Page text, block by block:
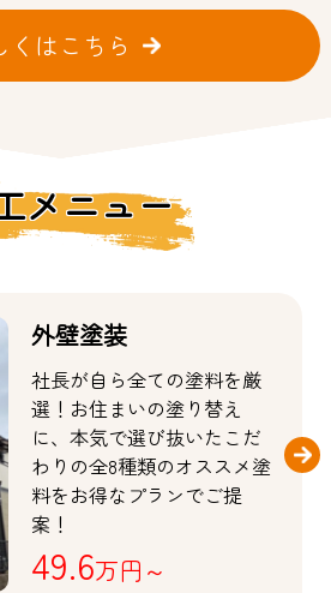
くはこちら
メニュー
外壁塗装
社長が自ら全ての塗料を厳
選！お住まいの塗り替え
に、本気で選び抜いたこだ
わりの全8種類のオススメ塗
料をお得なプランでご提
案！
49.6万円～